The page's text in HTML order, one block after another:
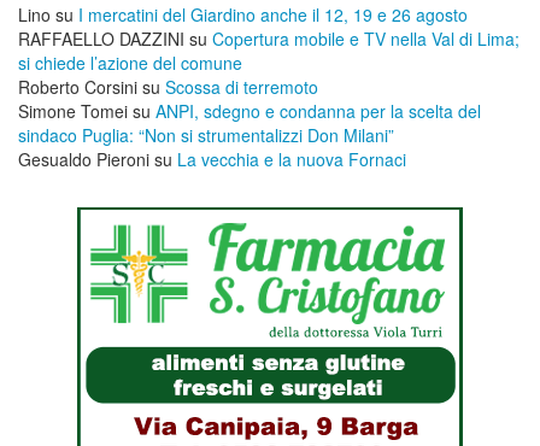
Lino su I mercatini del Giardino anche il 12, 19 e 26 agosto
RAFFAELLO DAZZINI su ​Copertura mobile e TV nella Val di Lima;
si chiede l’azione del comune
Roberto Corsini su Scossa di terremoto
Simone Tomei su ANPI, sdegno e condanna per la scelta del
sindaco Puglia: “Non si strumentalizzi Don Milani”
Gesualdo Pieroni su La vecchia e la nuova Fornaci